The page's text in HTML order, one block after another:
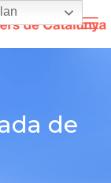
de